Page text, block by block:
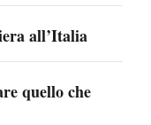
all’Italia
quello che